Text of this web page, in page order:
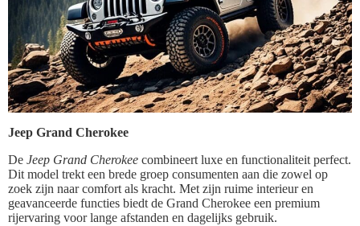
Jeep Grand Cherokee
De Jeep Grand Cherokee combineert luxe en functionaliteit perfect.
Dit model trekt een brede groep consumenten aan die zowel op
zoek zijn naar comfort als kracht. Met zijn ruime interieur en
geavanceerde functies biedt de Grand Cherokee een premium
rijervaring voor lange afstanden en dagelijks gebruik.